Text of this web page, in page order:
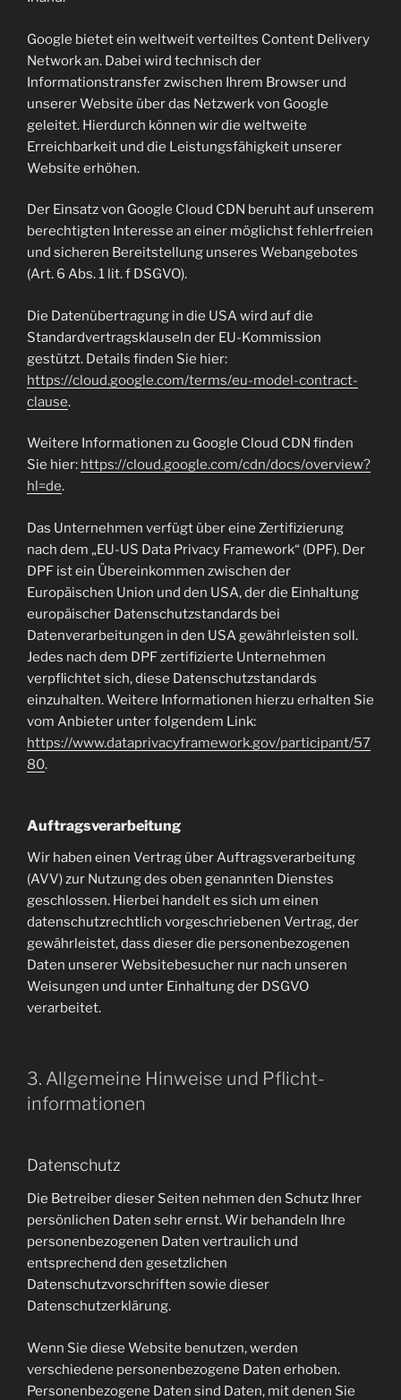
Google bietet ein weltweit verteiltes Content Delivery
Network an. Dabei wird technisch der
Informationstransfer zwischen Ihrem Browser und
unserer Website über das Netzwerk von Google
geleitet. Hierdurch können wir die weltweite
Erreichbarkeit und die Leistungsfähigkeit unserer
Website erhöhen.
Der Einsatz von Google Cloud CDN beruht auf unserem
berechtigten Interesse an einer möglichst fehlerfreien
und sicheren Bereitstellung unseres Webangebotes
(Art. 6 Abs. 1 lit. f DSGVO).
Die Datenübertragung in die USA wird auf die
Standardvertragsklauseln der EU-Kommission
gestützt. Details finden Sie hier:
https://cloud.google.com/terms/eu-model-contract-
clause.
Weitere Informationen zu Google Cloud CDN finden
Sie hier: https://cloud.google.com/cdn/docs/overview?
hl=de.
Das Unternehmen verfügt über eine Zertifizierung
nach dem „EU-US Data Privacy Framework“ (DPF). Der
DPF ist ein Übereinkommen zwischen der
Europäischen Union und den USA, der die Einhaltung
europäischer Datenschutzstandards bei
Datenverarbeitungen in den USA gewährleisten soll.
Jedes nach dem DPF zertifizierte Unternehmen
verpflichtet sich, diese Datenschutzstandards
einzuhalten. Weitere Informationen hierzu erhalten Sie
vom Anbieter unter folgendem Link:
https://www.dataprivacyframework.gov/participant/57
80.
Auftragsverarbeitung
Wir haben einen Vertrag über Auftragsverarbeitung
(AVV) zur Nutzung des oben genannten Dienstes
geschlossen. Hierbei handelt es sich um einen
datenschutzrechtlich vorgeschriebenen Vertrag, der
gewährleistet, dass dieser die personenbezogenen
Daten unserer Websitebesucher nur nach unseren
Weisungen und unter Einhaltung der DSGVO
verarbeitet.
3. Allgemeine Hinweise und Pflicht­
informationen
Datenschutz
Die Betreiber dieser Seiten nehmen den Schutz Ihrer
persönlichen Daten sehr ernst. Wir behandeln Ihre
personenbezogenen Daten vertraulich und
entsprechend den gesetzlichen
Datenschutzvorschriften sowie dieser
Datenschutzerklärung.
Wenn Sie diese Website benutzen, werden
verschiedene personenbezogene Daten erhoben.
Personenbezogene Daten sind Daten, mit denen Sie